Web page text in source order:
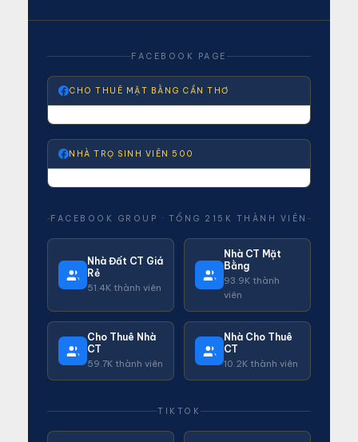
FACEBOOK PAGE
CHO THUÊ MẶT BẰNG CẦN THƠ
NHÀ TRỌ SINH VIÊN 500
FACEBOOK GROUP · TỔNG 215K THÀNH VIÊN
Nhà Đất CT Giá
Rẻ
51.4K thành viên
Nhà CT Mặt
Bằng
93.9K thành
viên
Cho Thuê Nhà
CT
59.7K thành viên
Nhà Cho Thuê
CT
10.2K thành viên
TIKTOK